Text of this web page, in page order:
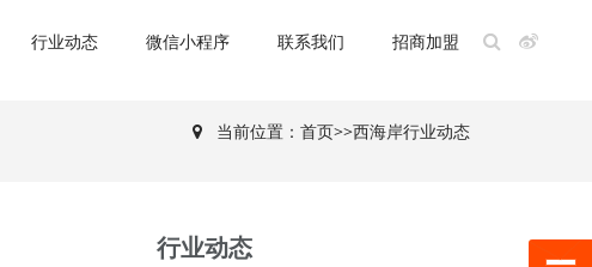
行业动态 微信小程序 联系我们 招商加盟
当前位置： 首页>>西海岸行业动态
行业动态